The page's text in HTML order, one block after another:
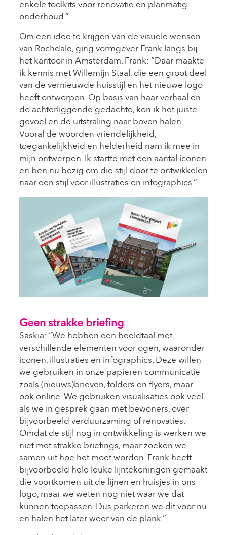
enkele toolkits voor renovatie en planmatig
onderhoud.”
Om een idee te krijgen van de visuele wensen
van Rochdale, ging vormgever Frank langs bij
het kantoor in Amsterdam. Frank: “Daar maakte
ik kennis met Willemijn Staal, die een groot deel
van de vernieuwde huisstijl en het nieuwe logo
heeft ontworpen. Op basis van haar verhaal en
de achterliggende gedachte, kon ik het juiste
gevoel en de uitstraling naar boven halen.
Vooral de woorden vriendelijkheid,
toegankelijkheid en helderheid nam ik mee in
mijn ontwerpen. Ik startte met een aantal iconen
en ben nu bezig om die stijl door te ontwikkelen
naar een stijl voor illustraties en infographics.”
Geen strakke briefing
Saskia: “We hebben een beeldtaal met
verschillende elementen voor ogen, waaronder
iconen, illustraties en infographics. Deze willen
we gebruiken in onze papieren communicatie
zoals (nieuws)brieven, folders en flyers, maar
ook online. We gebruiken visualisaties ook veel
als we in gesprek gaan met bewoners, over
bijvoorbeeld verduurzaming of renovaties.
Omdat de stijl nog in ontwikkeling is werken we
niet met strakke briefings, maar zoeken we
samen uit hoe het moet worden. Frank heeft
bijvoorbeeld hele leuke lijntekeningen gemaakt
die voortkomen uit de lijnen en huisjes in ons
logo, maar we weten nog niet waar we dat
kunnen toepassen. Dus parkeren we dit voor nu
en halen het later weer van de plank.”